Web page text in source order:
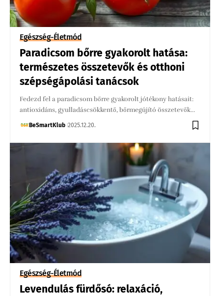
Egészség-Életmód
Paradicsom bőrre gyakorolt hatása:
természetes összetevők és otthoni
szépségápolási tanácsok
Fedezd fel a paradicsom bőrre gyakorolt jótékony hatásait:
antioxidáns, gyulladáscsökkentő, bőrmegújító összetevők…
BeSmartKlub 2025.12.20.
Egészség-Életmód
Levendulás fürdősó: relaxáció,